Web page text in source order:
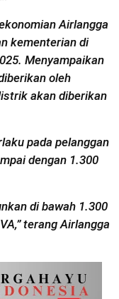
Airlangga
kementerian di
Menyampaikan
oleh
akan diberikan
pada pelanggan
dengan 1.300
di bawah 1.300
terang Airlangga